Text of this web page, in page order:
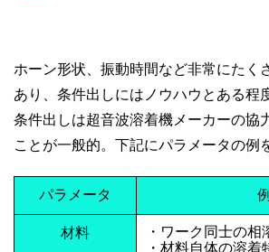
ホーン形状、振動時間など非常にたく
あり、条件出しにはノウハウとある程
条件出しは超音波溶着機メーカーの協
ことが一般的。下記にパラメータの例
パラメータ 例
材料
・ワーク同士の相
・材料自体の溶着